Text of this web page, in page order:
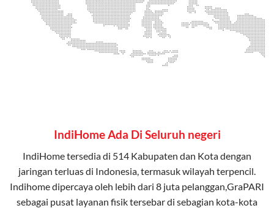
IndiHome Ada Di Seluruh negeri
IndiHome tersedia di 514 Kabupaten dan Kota dengan
jaringan terluas di Indonesia, termasuk wilayah terpencil.
Indihome dipercaya oleh lebih dari 8 juta pelanggan,GraPARI
sebagai pusat layanan fisik tersebar di sebagian kota-kota